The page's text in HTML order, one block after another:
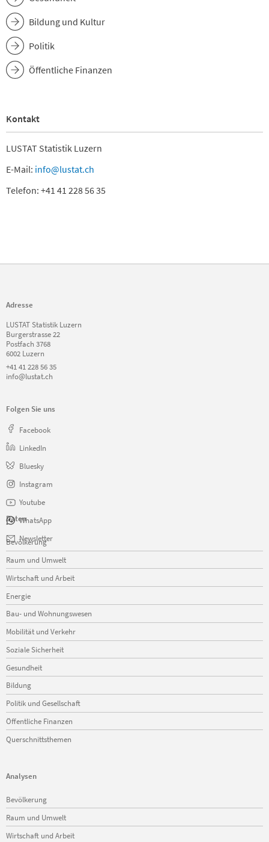
Bildung und Kultur
Politik
Öffentliche Finanzen
Kontakt
LUSTAT Statistik Luzern
E-Mail: info@lustat.ch
Telefon: +41 41 228 56 35
Adresse
LUSTAT Statistik Luzern
Burgerstrasse 22
Postfach 3768
6002 Luzern
+41 41 228 56 35
info@lustat.ch
Folgen Sie uns
Facebook
LinkedIn
Bluesky
Instagram
Youtube
WhatsApp
Newsletter
Daten
Navigation
überspringen
Bevölkerung
Raum und Umwelt
Wirtschaft und Arbeit
Energie
Bau- und Wohnungswesen
Mobilität und Verkehr
Soziale Sicherheit
Gesundheit
Bildung
Politik und Gesellschaft
Öffentliche Finanzen
Querschnittsthemen
Analysen
Navigation
überspringen
Bevölkerung
Raum und Umwelt
Wirtschaft und Arbeit